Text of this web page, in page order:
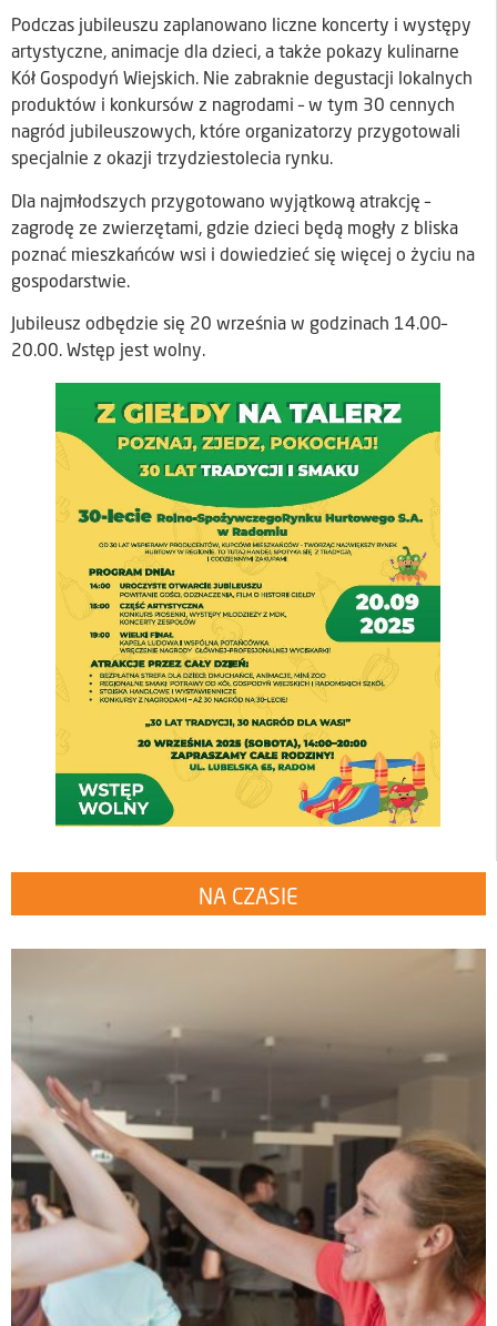
Podczas jubileuszu zaplanowano liczne koncerty i występy
artystyczne, animacje dla dzieci, a także pokazy kulinarne
Kół Gospodyń Wiejskich. Nie zabraknie degustacji lokalnych
produktów i konkursów z nagrodami – w tym 30 cennych
nagród jubileuszowych, które organizatorzy przygotowali
specjalnie z okazji trzydziestolecia rynku.
Dla najmłodszych przygotowano wyjątkową atrakcję –
zagrodę ze zwierzętami, gdzie dzieci będą mogły z bliska
poznać mieszkańców wsi i dowiedzieć się więcej o życiu na
gospodarstwie.
Jubileusz odbędzie się 20 września w godzinach 14.00–
20.00. Wstęp jest wolny.
NA CZASIE